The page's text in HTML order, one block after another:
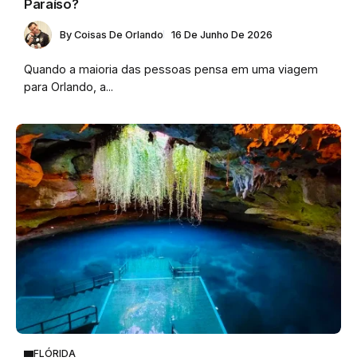
Paraíso?
By Coisas De Orlando 16 De Junho De 2026
Quando a maioria das pessoas pensa em uma viagem
para Orlando, a...
FLÓRIDA